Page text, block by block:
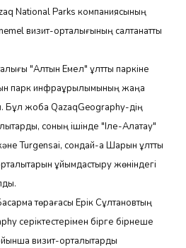
National Parks компаниясының
визит-орталығының салтанатты
"Алтын Емел" ұлттық паркіне
парк инфрақұрылымының жаңа
Бұл жоба QazaqGeography-дің
соның ішінде "Іле-Алатау"
Turgensai, сондай-ақ Шарын ұлттық
ұйымдастыру жөніндегі
төрағасы Ерік Сұлтановтың
серіктестерімен бірге бірнеше
визит-орталықтарды